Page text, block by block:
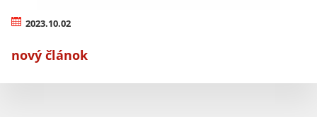
2023.10.02
nový článok